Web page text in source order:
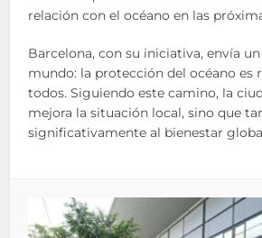
relación con el océano en las
Barcelona, con su iniciativa, envía
mundo: la protección del océano es
todos. Siguiendo este camino, la
mejora la situación local, sino que
significativamente al bienestar